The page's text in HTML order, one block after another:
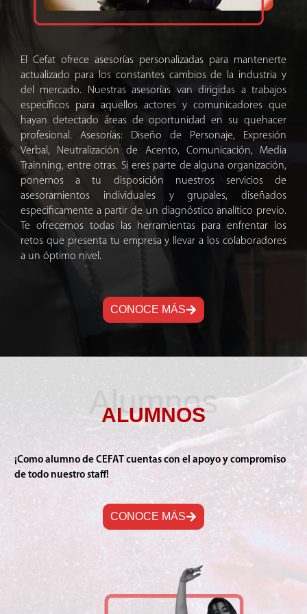
El Cefat ofrece asesorías personalizadas para mantenerte
actualizado para los constantes cambios de la industria y
del mercado. Nuestras asesorías van dirigidas a trabajos
específicos para aquellos actores y comunicadores que
hayan detectado áreas de oportunidad en su quehacer
profesional. Asesorías: Diseño de Personaje, Expresión
Verbal, Neutralización de Acento, Comunicación, Media
Trainning, entre otras. Si eres parte de alguna organización,
ponemos a tu disposición nuestros servicios de
asesoramientos individuales y grupales, diseñados
especificamente a partir de un diagnóstico analítico previo.
Te ofrecemos todas las herramientas para enfrentar los
retos que presenta tu empresa y llevar a los colaboradores
a un óptimo nivel.
CONOCE MÁS
ALUMNOS
Alumnos
¡Como alumno de CEFAT cuentas con el apoyo y compromiso
de todo nuestro staff!
CONOCE MÁS